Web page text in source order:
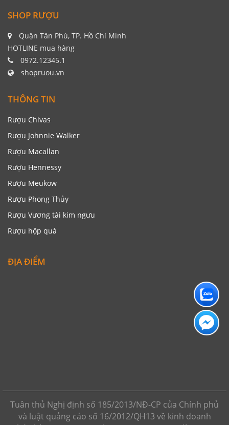
SHOP RƯỢU
Quận Tân Phú, TP. Hồ Chí Minh
HOTLINE mua hàng
0972.12345.1
shopruou.vn
THÔNG TIN
Rượu Chivas
Rượu Johnnie Walker
Rượu Macallan
Rượu Hennessy
Rượu Meukow
Rượu Phong Thủy
Rượu Vương tài kim ngưu
Rượu hộp quà
ĐỊA ĐIỂM
Tuân thủ Nghị định số 185/2013/NĐ-CP của Chính phủ
và luật quảng cáo số 16/2012/QH13 về kinh doanh